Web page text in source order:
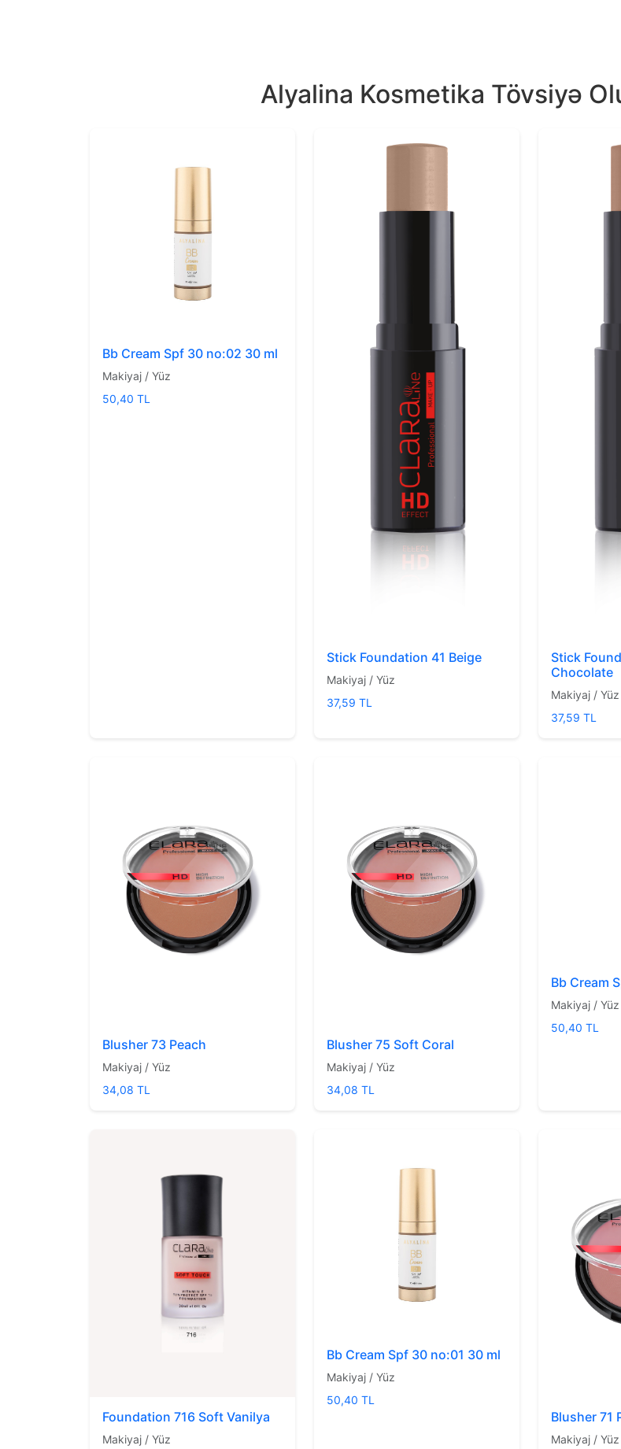
Alyalina Kosmetika Tövsiyə
Bb Cream Spf 30 no:02 30 ml
Makiyaj / Yüz
50,40 TL
Stick Foundation 41 Beige
Makiyaj / Yüz
37,59 TL
Stick
Chocolate
Makiyaj / Yüz
37,59 TL
Blusher 73 Peach
Makiyaj / Yüz
34,08 TL
Blusher 75 Soft Coral
Makiyaj / Yüz
34,08 TL
Bb Cream
Makiyaj / Yüz
50,40 TL
Foundation 716 Soft Vanilya
Makiyaj / Yüz
Bb Cream Spf 30 no:01 30 ml
Makiyaj / Yüz
50,40 TL
Blusher 71
Makiyaj / Yüz